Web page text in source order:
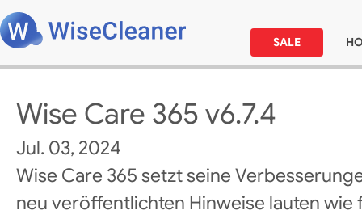
SALE
Wise Care 365 v6.7.4
Jul. 03, 2024
Wise Care 365 setzt seine
neu veröffentlichten Hinweise lauten wie